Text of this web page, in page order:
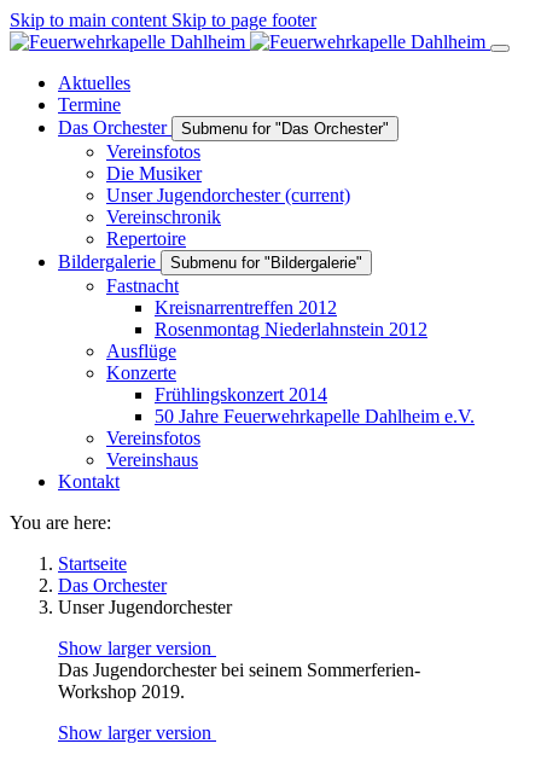
Skip to main content Skip to page footer
Aktuelles
Termine
Das Orchester
Submenu for "Das Orchester"
Vereinsfotos
Die Musiker
Unser Jugendorchester(current)
Vereinschronik
Repertoire
Bildergalerie
Submenu for "Bildergalerie"
Fastnacht
Kreisnarrentreffen 2012
Rosenmontag Niederlahnstein 2012
Ausflüge
Konzerte
Frühlingskonzert 2014
50 Jahre Feuerwehrkapelle Dahlheim e.V.
Vereinsfotos
Vereinshaus
Kontakt
You are here:
Startseite
Das Orchester
Unser Jugendorchester
Show larger version
Das Jugendorchester bei seinem Sommerferien-
Workshop 2019.
Show larger version